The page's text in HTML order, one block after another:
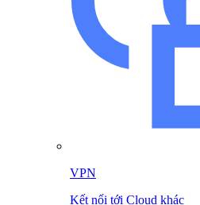
VPN
Kết nối tới Cloud khác